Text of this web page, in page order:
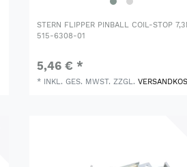
STERN FLIPPER PINBALL COIL-STOP
515-6308-01
5,46 € *
* INKL. GES. MWST. ZZGL.